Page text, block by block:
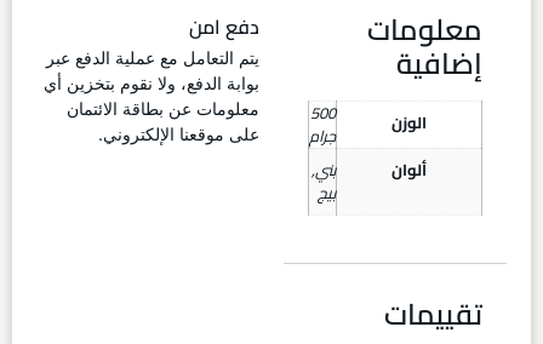
معلومات
إضافية
الوزن 500
جرام
ألوان
بني,
بيج
تقييمات
دفع امن
يتم التعامل مع عملية الدفع عبر
بوابة الدفع، ولا نقوم بتخزين أي
معلومات عن بطاقة الائتمان
على موقعنا الإلكتروني.